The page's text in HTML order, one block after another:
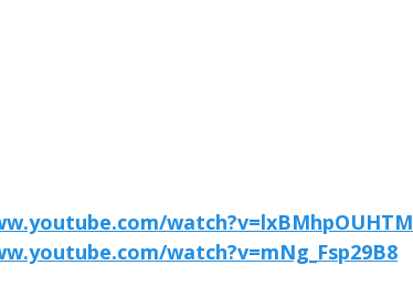
watch?v=lxBMhpOUHTM
watch?v=mNg_Fsp29B8